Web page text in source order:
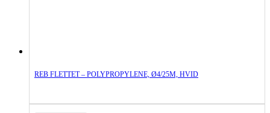
REB FLETTET – POLYPROPYLENE, Ø4/25M, HVID